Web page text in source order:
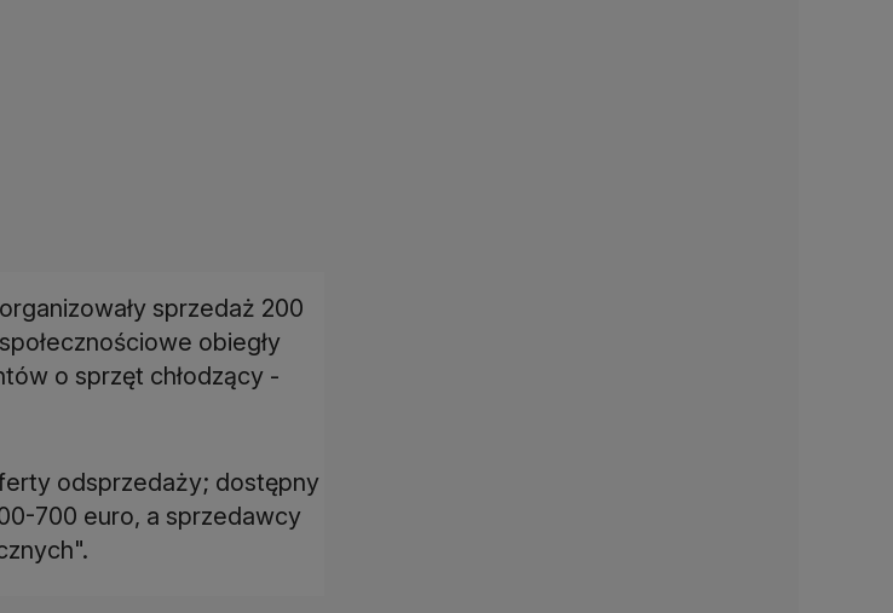
sprzedaż 200
obiegły
o sprzęt chłodzący -
odsprzedaży; dostępny
700 euro, a sprzedawcy